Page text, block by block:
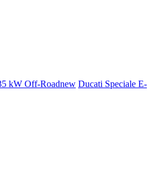
kW Off-Roadnew Ducati Speciale E-